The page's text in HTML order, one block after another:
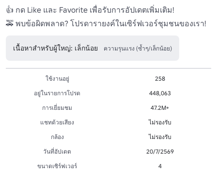
👍 กด Like และ Favorite เพื่อรับการอัปเดตเพิ่มเติม!
🚕 พบข้อผิดพลาด? โปรดารายงค์ในเซิร์ฟเวอร์ชุมชนของเรา!
เนื้อหาสำหรับผู้ใหญ่: เล็กน้อย ความรุนแรง (ซ้ำๆ/เล็กน้อย)
ใช้งานอยู่
258
อยู่ในรายการโปรด
448,063
การเยี่ยมชม
47.2M+
แชทด้วยเสียง
ไม่รองรับ
กล้อง
ไม่รองรับ
วันที่อัปเดต
20/7/2569
ขนาดเซิร์ฟเวอร์
4